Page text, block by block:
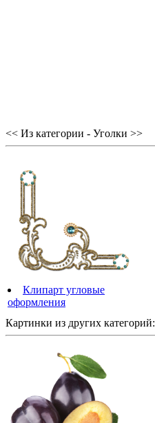
<< Из категории - Уголки >>
Клипарт угловые
оформления
Картинки из других категорий: